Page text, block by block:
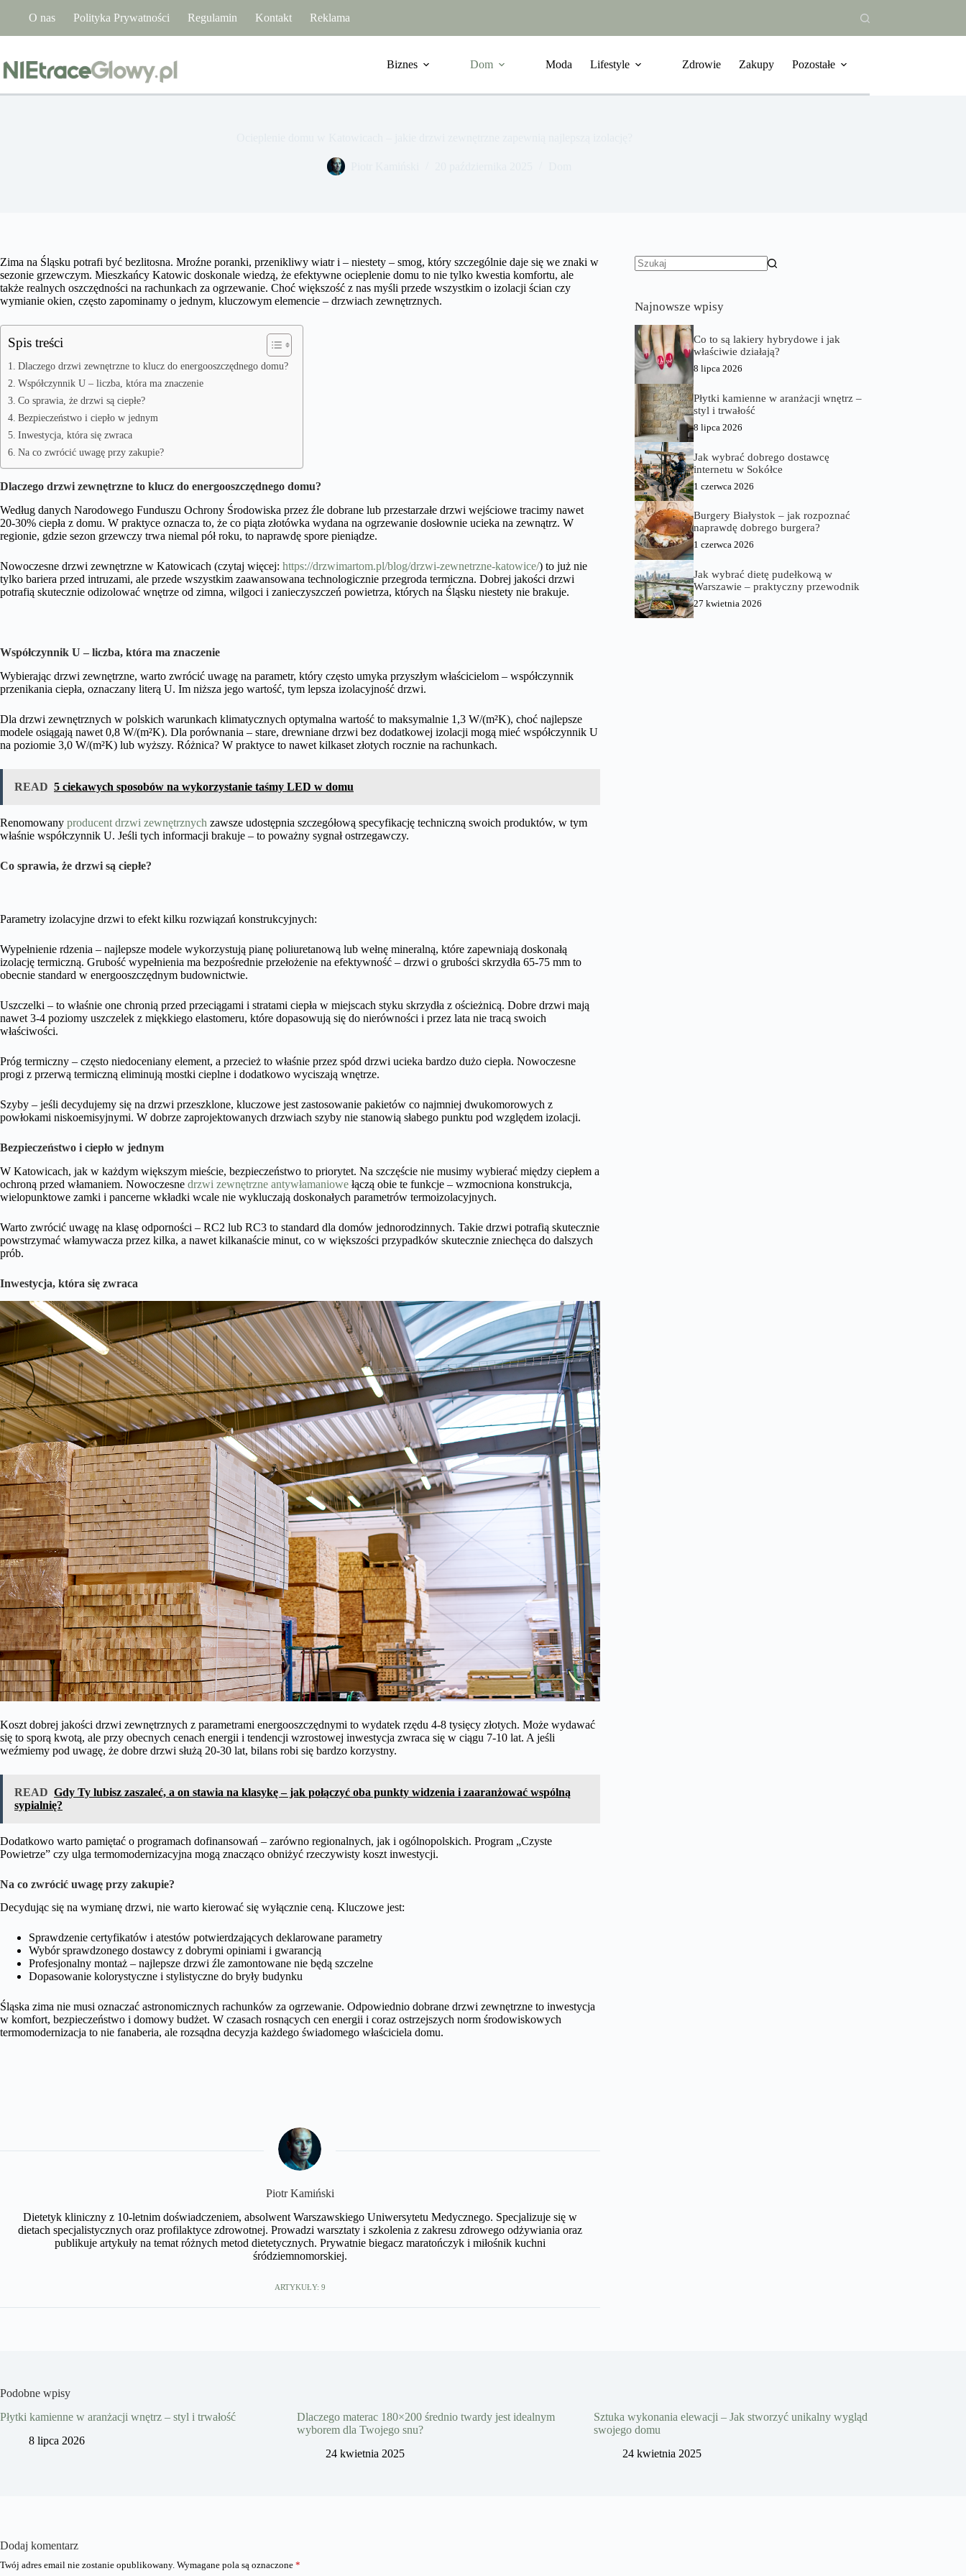
O nas Polityka Prywatności Regulamin Kontakt Reklama
Biznes Dom Moda Lifestyle Zdrowie Zakupy Pozostałe
Zima na Śląsku potrafi być bezlitosna. Mroźne poranki, przenikliwy wiatr i – niestety – smog, który szczególnie daje się we znaki w
sezonie grzewczym. Mieszkańcy Katowic doskonale wiedzą, że efektywne ocieplenie domu to nie tylko kwestia komfortu, ale
także realnych oszczędności na rachunkach za ogrzewanie. Choć większość z nas myśli przede wszystkim o izolacji ścian czy
wymianie okien, często zapominamy o jednym, kluczowym elemencie – drzwiach zewnętrznych.
Spis treści
Dlaczego drzwi zewnętrzne to klucz do energooszczędnego domu?
Współczynnik U – liczba, która ma znaczenie
Co sprawia, że drzwi są ciepłe?
Bezpieczeństwo i ciepło w jednym
Inwestycja, która się zwraca
Na co zwrócić uwagę przy zakupie?
Dlaczego drzwi zewnętrzne to klucz do energooszczędnego domu?
Według danych Narodowego Funduszu Ochrony Środowiska przez źle dobrane lub przestarzałe drzwi wejściowe tracimy nawet
20-30% ciepła z domu. W praktyce oznacza to, że co piąta złotówka wydana na ogrzewanie dosłownie ucieka na zewnątrz. W
regionie, gdzie sezon grzewczy trwa niemal pół roku, to naprawdę spore pieniądze.
Nowoczesne drzwi zewnętrzne w Katowicach (czytaj więcej: https://drzwimartom.pl/blog/drzwi-zewnetrzne-katowice/) to już nie
tylko bariera przed intruzami, ale przede wszystkim zaawansowana technologicznie przegroda termiczna. Dobrej jakości drzwi
potrafią skutecznie odizolować wnętrze od zimna, wilgoci i zanieczyszczeń powietrza, których na Śląsku niestety nie brakuje.
Współczynnik U – liczba, która ma znaczenie
Wybierając drzwi zewnętrzne, warto zwrócić uwagę na parametr, który często umyka przyszłym właścicielom – współczynnik
przenikania ciepła, oznaczany literą U. Im niższa jego wartość, tym lepsza izolacyjność drzwi.
Dla drzwi zewnętrznych w polskich warunkach klimatycznych optymalna wartość to maksymalnie 1,3 W/(m²K), choć najlepsze
modele osiągają nawet 0,8 W/(m²K). Dla porównania – stare, drewniane drzwi bez dodatkowej izolacji mogą mieć współczynnik U
na poziomie 3,0 W/(m²K) lub wyższy. Różnica? W praktyce to nawet kilkaset złotych rocznie na rachunkach.
READ 5 ciekawych sposobów na wykorzystanie taśmy LED w domu
Renomowany producent drzwi zewnętrznych zawsze udostępnia szczegółową specyfikację techniczną swoich produktów, w tym
właśnie współczynnik U. Jeśli tych informacji brakuje – to poważny sygnał ostrzegawczy.
Co sprawia, że drzwi są ciepłe?
Parametry izolacyjne drzwi to efekt kilku rozwiązań konstrukcyjnych:
Wypełnienie rdzenia – najlepsze modele wykorzystują pianę poliuretanową lub wełnę mineralną, które zapewniają doskonałą
izolację termiczną. Grubość wypełnienia ma bezpośrednie przełożenie na efektywność – drzwi o grubości skrzydła 65-75 mm to
obecnie standard w energooszczędnym budownictwie.
Uszczelki – to właśnie one chronią przed przeciągami i stratami ciepła w miejscach styku skrzydła z ościeżnicą. Dobre drzwi mają
nawet 3-4 poziomy uszczelek z miękkiego elastomeru, które dopasowują się do nierówności i przez lata nie tracą swoich
właściwości.
Próg termiczny – często niedoceniany element, a przecież to właśnie przez spód drzwi ucieka bardzo dużo ciepła. Nowoczesne
progi z przerwą termiczną eliminują mostki cieplne i dodatkowo wyciszają wnętrze.
Szyby – jeśli decydujemy się na drzwi przeszklone, kluczowe jest zastosowanie pakietów co najmniej dwukomorowych z
powłokami niskoemisyjnymi. W dobrze zaprojektowanych drzwiach szyby nie stanowią słabego punktu pod względem izolacji.
Bezpieczeństwo i ciepło w jednym
W Katowicach, jak w każdym większym mieście, bezpieczeństwo to priorytet. Na szczęście nie musimy wybierać między ciepłem a
ochroną przed włamaniem. Nowoczesne drzwi zewnętrzne antywłamaniowe łączą obie te funkcje – wzmocniona konstrukcja,
wielopunktowe zamki i pancerne wkładki wcale nie wykluczają doskonałych parametrów termoizolacyjnych.
Warto zwrócić uwagę na klasę odporności – RC2 lub RC3 to standard dla domów jednorodzinnych. Takie drzwi potrafią skutecznie
powstrzymać włamywacza przez kilka, a nawet kilkanaście minut, co w większości przypadków skutecznie zniechęca do dalszych
prób.
Inwestycja, która się zwraca
Koszt dobrej jakości drzwi zewnętrznych z parametrami energooszczędnymi to wydatek rzędu 4-8 tysięcy złotych. Może wydawać
się to sporą kwotą, ale przy obecnych cenach energii i tendencji wzrostowej inwestycja zwraca się w ciągu 7-10 lat. A jeśli
weźmiemy pod uwagę, że dobre drzwi służą 20-30 lat, bilans robi się bardzo korzystny.
READ Gdy Ty lubisz zaszaleć, a on stawia na klasykę – jak połączyć oba punkty widzenia i zaaranżować wspólną
sypialnię?
Dodatkowo warto pamiętać o programach dofinansowań – zarówno regionalnych, jak i ogólnopolskich. Program „Czyste
Powietrze” czy ulga termomodernizacyjna mogą znacząco obniżyć rzeczywisty koszt inwestycji.
Na co zwrócić uwagę przy zakupie?
Decydując się na wymianę drzwi, nie warto kierować się wyłącznie ceną. Kluczowe jest:
Sprawdzenie certyfikatów i atestów potwierdzających deklarowane parametry
Wybór sprawdzonego dostawcy z dobrymi opiniami i gwarancją
Profesjonalny montaż – najlepsze drzwi źle zamontowane nie będą szczelne
Dopasowanie kolorystyczne i stylistyczne do bryły budynku
Śląska zima nie musi oznaczać astronomicznych rachunków za ogrzewanie. Odpowiednio dobrane drzwi zewnętrzne to inwestycja
w komfort, bezpieczeństwo i domowy budżet. W czasach rosnących cen energii i coraz ostrzejszych norm środowiskowych
termomodernizacja to nie fanaberia, ale rozsądna decyzja każdego świadomego właściciela domu.
Piotr Kamiński
Dietetyk kliniczny z 10-letnim doświadczeniem, absolwent Warszawskiego Uniwersytetu Medycznego. Specjalizuje się w
dietach specjalistycznych oraz profilaktyce zdrowotnej. Prowadzi warsztaty i szkolenia z zakresu zdrowego odżywiania oraz
publikuje artykuły na temat różnych metod dietetycznych. Prywatnie biegacz maratończyk i miłośnik kuchni
śródziemnomorskiej.​
ARTYKUŁY: 9
Najnowsze wpisy
Co to są lakiery hybrydowe i jak
właściwie działają?
8 lipca 2026
Płytki kamienne w aranżacji wnętrz –
styl i trwałość
8 lipca 2026
Jak wybrać dobrego dostawcę
internetu w Sokółce
1 czerwca 2026
Burgery Białystok – jak rozpoznać
naprawdę dobrego burgera?
1 czerwca 2026
Jak wybrać dietę pudełkową w
Warszawie – praktyczny przewodnik
27 kwietnia 2026
Podobne wpisy
Płytki kamienne w aranżacji wnętrz – styl i trwałość
8 lipca 2026
Dlaczego materac 180×200 średnio twardy jest idealnym
wyborem dla Twojego snu?
24 kwietnia 2025
Sztuka wykonania elewacji – Jak stworzyć unikalny wygląd
swojego domu
24 kwietnia 2025
Dodaj komentarz
Twój adres email nie zostanie opublikowany. Wymagane pola są oznaczone *